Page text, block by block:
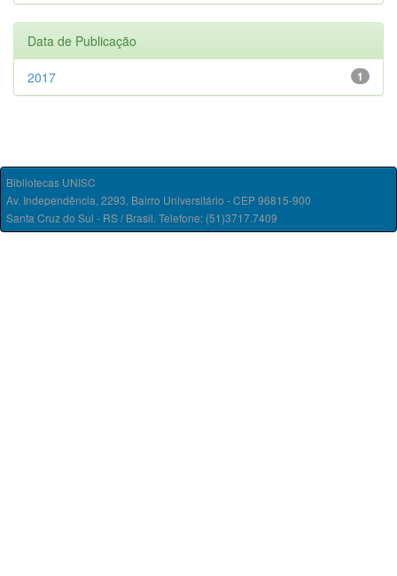
Data de Publicação
1
2017
Bibliotecas UNISC
Av. Independência, 2293, Bairro Universitário - CEP 96815-900
Santa Cruz do Sul - RS / Brasil. Telefone: (51)3717.7409